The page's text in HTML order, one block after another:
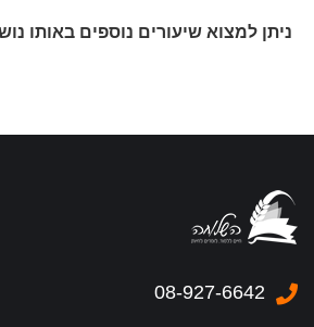
ניתן למצוא שיעורים נוספים באותו נושא:
08-927-6642